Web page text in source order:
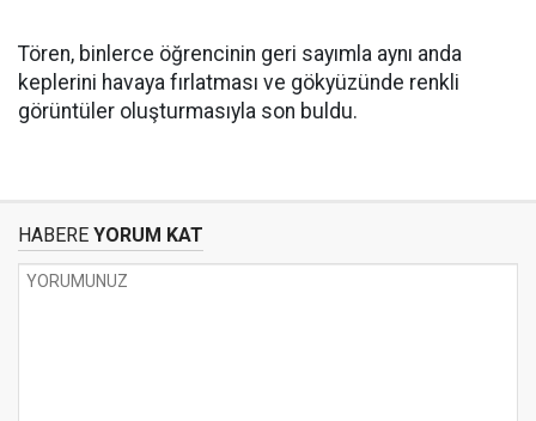
Tören, binlerce öğrencinin geri sayımla aynı anda
keplerini havaya fırlatması ve gökyüzünde renkli
görüntüler oluşturmasıyla son buldu.
HABERE YORUM KAT